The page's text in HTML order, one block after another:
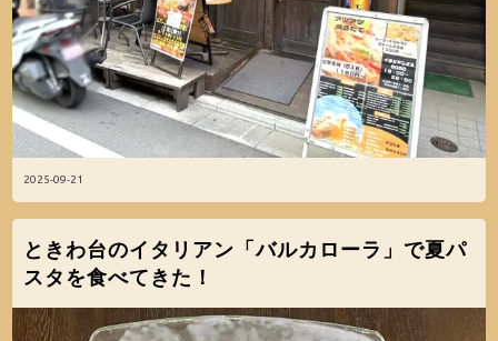
2025-09-21
ときわ台のイタリアン「バルカローラ」で夏パ
スタを食べてきた！